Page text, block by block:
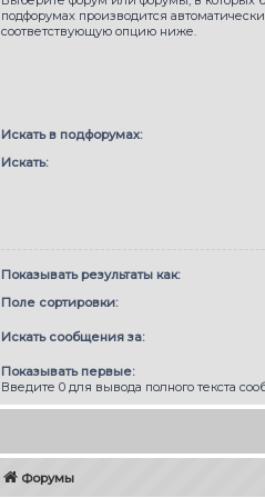
подфорумах производится
соответствующую опцию ниже.
Искать в подфорумах:
Искать:
Показывать результаты как:
Поле сортировки:
Искать сообщения за:
Показывать первые:
Введите 0 для вывода полного текста
Форумы